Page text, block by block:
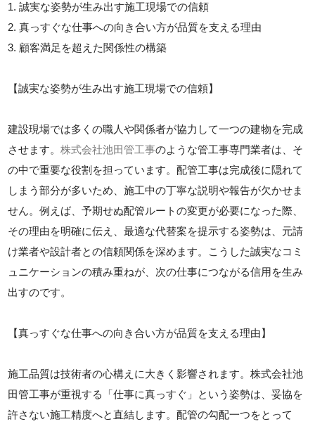
1. 誠実な姿勢が生み出す施工現場での信頼
2. 真っすぐな仕事への向き合い方が品質を支える理由
3. 顧客満足を超えた関係性の構築
【誠実な姿勢が生み出す施工現場での信頼】
建設現場では多くの職人や関係者が協力して一つの建物を完成
させます。株式会社池田管工事のような管工事専門業者は、そ
の中で重要な役割を担っています。配管工事は完成後に隠れて
しまう部分が多いため、施工中の丁寧な説明や報告が欠かせま
せん。例えば、予期せぬ配管ルートの変更が必要になった際、
その理由を明確に伝え、最適な代替案を提示する姿勢は、元請
け業者や設計者との信頼関係を深めます。こうした誠実なコミ
ュニケーションの積み重ねが、次の仕事につながる信用を生み
出すのです。
【真っすぐな仕事への向き合い方が品質を支える理由】
施工品質は技術者の心構えに大きく影響されます。株式会社池
田管工事が重視する「仕事に真っすぐ」という姿勢は、妥協を
許さない施工精度へと直結します。配管の勾配一つをとって